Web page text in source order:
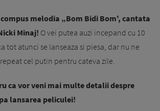
compus melodia „Bom Bidi Bom', cantata
Minaj! O vei putea auzi incepand cu 10
tot atunci se lanseaza si piesa, dar nu ne
cel putin pentru cateva zile.
ca vor veni mai multe detalii despre
lansarea peliculei!